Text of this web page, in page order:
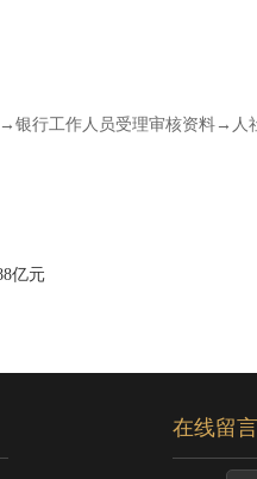
银行工作人员受理审核资料→人
亿元
在线留言